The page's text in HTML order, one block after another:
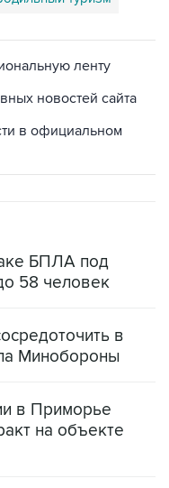
ленту
новостей сайта
в официальном
БПЛА под
58 человек
в
Минобороны
в Приморье
на объекте